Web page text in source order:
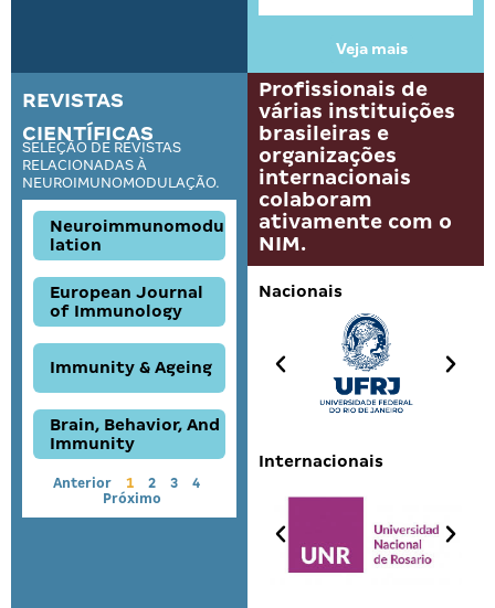
1 2
Veja mais
REVISTAS
CIENTÍFICAS
SELEÇÃO DE REVISTAS
RELACIONADAS À
NEUROIMUNOMODULAÇÃO.
Neuroimmunomodu
lation
European Journal
of Immunology
Immunity & Ageing
Brain, Behavior, And
Immunity
Anterior 1 2 3
4
Próximo
Profissionais de
várias instituições
brasileiras e
organizações
internacionais
colaboram
ativamente com o
NIM.
Nacionais
Internacionais